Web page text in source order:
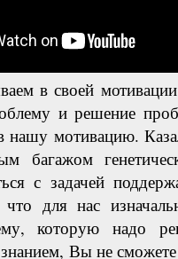
в своей
и решение
нашу мотивацию.
багажом
с задачей
для нас
которую надо
Вы не